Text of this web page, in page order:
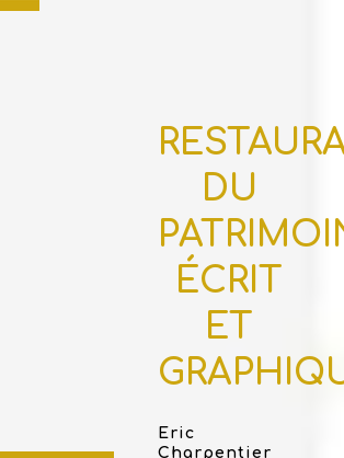
DU
ÉCRIT
ET
Eric
Charpentier